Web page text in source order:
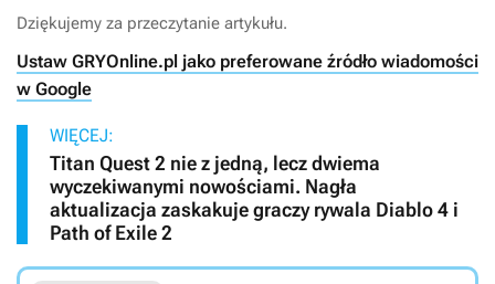
Dziękujemy za przeczytanie artykułu.
Ustaw GRYOnline.pl jako preferowane źródło wiadomości
w Google
WIĘCEJ:
Titan Quest 2 nie z jedną, lecz dwiema
wyczekiwanymi nowościami. Nagła
aktualizacja zaskakuje graczy rywala Diablo 4 i
Path of Exile 2